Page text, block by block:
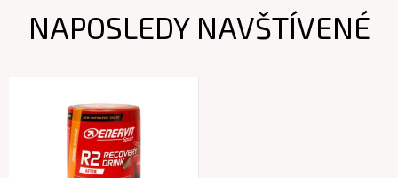
NAPOSLEDY NAVŠTÍVENÉ